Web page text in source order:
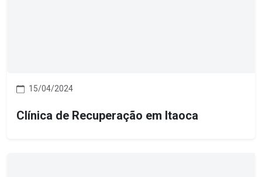
15/04/2024
Clínica de Recuperação em Itaoca